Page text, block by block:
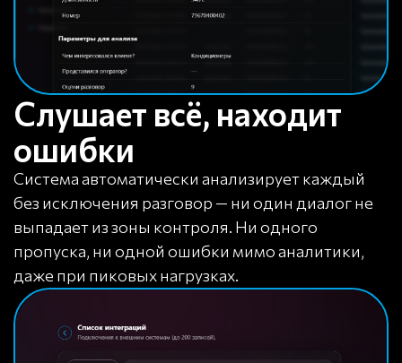
Слушает всё, находит
ошибки
Система автоматически анализирует каждый
без исключения разговор — ни один диалог не
выпадает из зоны контроля. Ни одного
пропуска, ни одной ошибки мимо аналитики,
даже при пиковых нагрузках.